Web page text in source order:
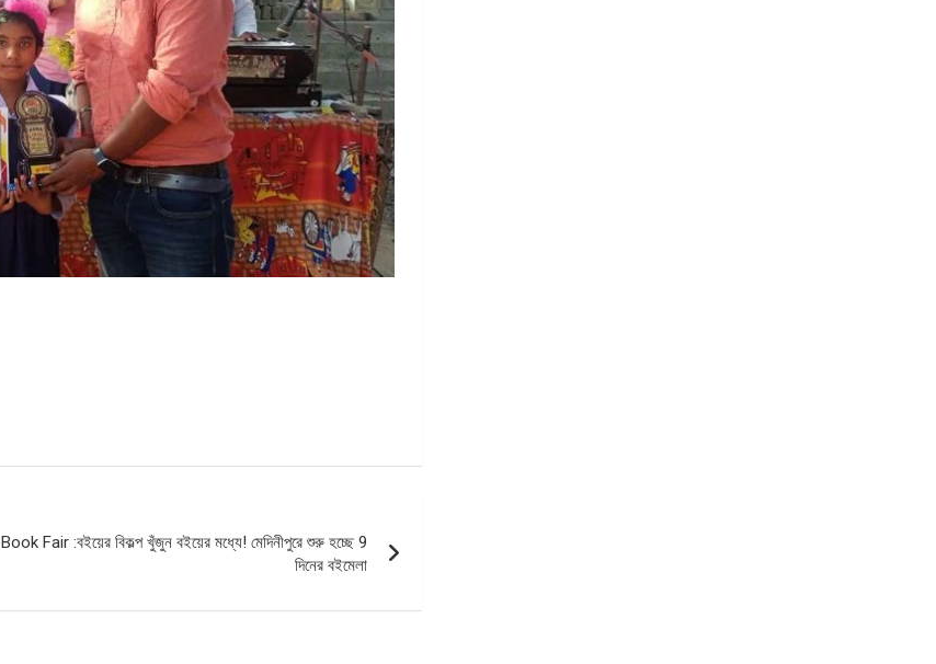
Book Fair :বইয়ের বিকল্প খুঁজুন বইয়ের মধ্যে! মেদিনীপুরে শুরু হচ্ছে 9
দিনের বইমেলা